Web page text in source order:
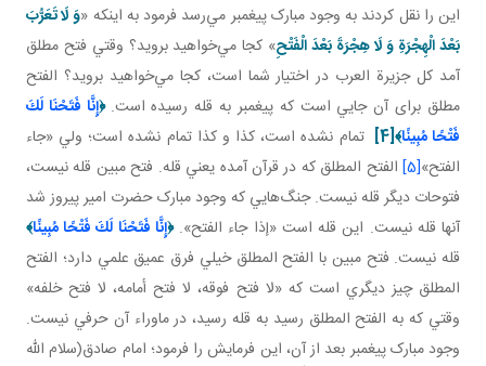
اين را نقل کردند به وجود مبارک پيغمبر مي‌رسد فرمود به اينکه «وَ لَا تَعَرُّبَ
بَعْدَ الْهِجْرَةِ وَ لَا هِجْرَةَ بَعْدَ الْفَتْحِ» کجا مي‌خواهيد برويد؟ وقتي فتح مطلق
آمد کل جزيرة العرب در اختيار شما است، کجا مي‌خواهيد برويد؟ الفتح
مطلق برای آن جايي است که پيغمبر به قله رسيده است. ﴿إِنَّا فَتَحْنَا لَكَ
فَتْحًا مُبِينًا﴾[4]
تمام نشده است، کذا و کذا تمام نشده است؛ ولي «جاء
الفتح»[5]
الفتح المطلق که در قرآن آمده يعني قله. فتح مبين قله نيست،
فتوحات ديگر قله نيست. جنگ‌هايي که وجود مبارک حضرت امير پيروز شد
آنها قله نيست. اين قله است «إذا جاء الفتح».﴿إِنَّا فَتَحْنَا لَكَ فَتْحًا مُبِينًا﴾
قله نيست. فتح مبين با الفتح المطلق خيلي فرق عميق علمي دارد؛ الفتح
المطلق چيز ديگري است که «لا فتح فوقه، لا فتح أمامه، لا فتح خلفه»
وقتي که به الفتح المطلق رسيد به قله رسيد، در ماوراء آن حرفي نيست.
وجود مبارک پيغمبر بعد از آن، اين فرمايش را فرمود؛ امام صادق(سلام الله